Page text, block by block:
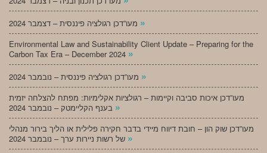
»
Environmental Law and Sustainability Client Update – Preparing for the
Carbon Tax Era – December 2024 »
»
מעו”דכן איכות סביבה וקיימות – רגולציות אקלימיות: מפתח להצלחה יזמית
»
מעו”דכן שוק הון – חובת דיווח מיידי בדבר חקירה פלילית או הליך בירור מנהלי
»